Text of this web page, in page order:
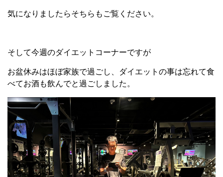
気になりましたらそちらもご覧ください。
そして今週のダイエットコーナーですが
お盆休みはほぼ家族で過ごし、ダイエットの事は忘れて食
べてお酒も飲んでと過ごしました。